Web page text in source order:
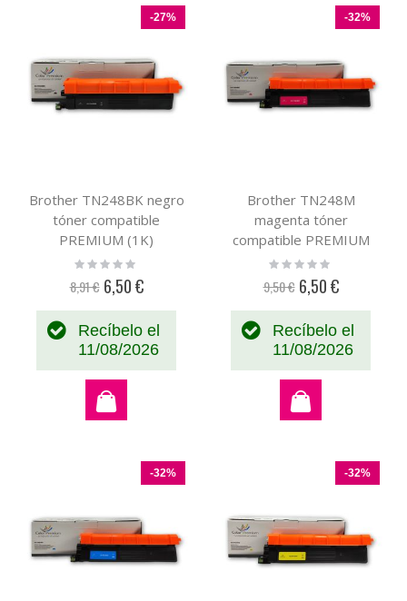
-27%
Brother TN248BK negro
tóner compatible
PREMIUM (1K)
Rating:
8,91 € Precio
6,50 €
Recíbelo el
11/08/2026
-32%
Brother TN248M
magenta tóner
compatible PREMIUM
(1K)
Rating:
9,50 € Precio
6,50 €
Recíbelo el
11/08/2026
-32% -32%